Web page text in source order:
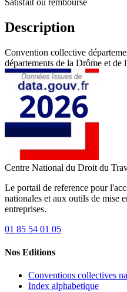
Description
Convention collective
départements de la Drôme et
Centre National du Droit du
Le portail de reference pour
nationales et aux outils de mise
entreprises.
01 85 54 01 05
Nos Editions
Conventions collectives
Index alphabetique